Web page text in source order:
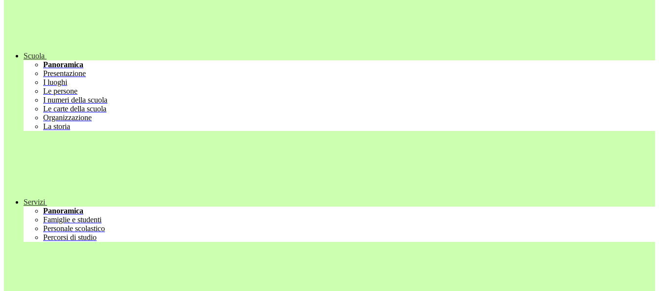
Scuola
Panoramica
Presentazione
I luoghi
Le persone
I numeri della scuola
Le carte della scuola
Organizzazione
La storia
Servizi
Panoramica
Famiglie e studenti
Personale scolastico
Percorsi di studio